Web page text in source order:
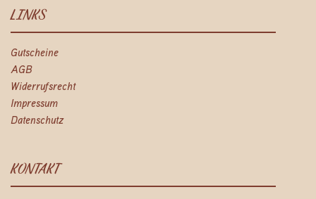
LINKS
Gutscheine
AGB
Widerrufsrecht
Impressum
Datenschutz
KONTAKT